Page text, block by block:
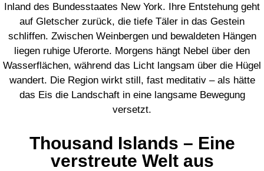
Inland des Bundesstaates New York. Ihre Entstehung geht
auf Gletscher zurück, die tiefe Täler in das Gestein
schliffen. Zwischen Weinbergen und bewaldeten Hängen
liegen ruhige Uferorte. Morgens hängt Nebel über den
Wasserflächen, während das Licht langsam über die Hügel
wandert. Die Region wirkt still, fast meditativ – als hätte
das Eis die Landschaft in eine langsame Bewegung
versetzt.
Thousand Islands – Eine
verstreute Welt aus